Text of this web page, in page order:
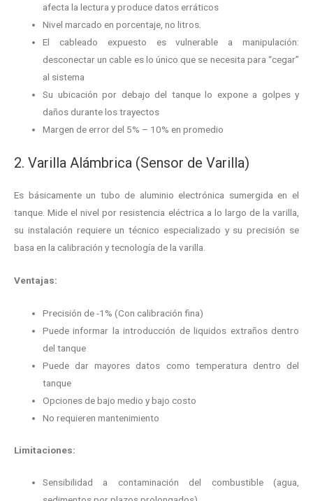
afecta la lectura y produce datos erráticos
Nivel marcado en porcentaje, no litros.
El cableado expuesto es vulnerable a manipulación:
desconectar un cable es lo único que se necesita para “cegar”
al sistema
Su ubicación por debajo del tanque lo expone a golpes y
daños durante los trayectos
Margen de error del 5% – 10% en promedio
2. Varilla Alámbrica (Sensor de Varilla)
Es básicamente un tubo de aluminio electrónica sumergida en el
tanque. Mide el nivel por resistencia eléctrica a lo largo de la varilla,
su instalación requiere un técnico especializado y su precisión se
basa en la calibración y tecnología de la varilla.
Ventajas:
Precisión de -1% (Con calibración fina)
Puede informar la introducción de liquidos extraños dentro
del tanque
Puede dar mayores datos como temperatura dentro del
tanque
Opciones de bajo medio y bajo costo
No requieren mantenimiento
Limitaciones:
Sensibilidad a contaminación del combustible (agua,